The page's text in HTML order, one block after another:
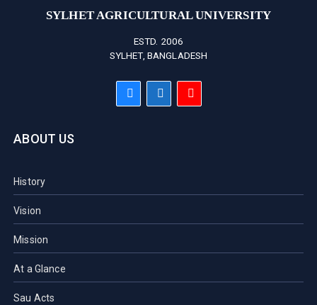
SYLHET AGRICULTURAL UNIVERSITY
ESTD. 2006
SYLHET, BANGLADESH
ABOUT US
History
Vision
Mission
At a Glance
Sau Acts